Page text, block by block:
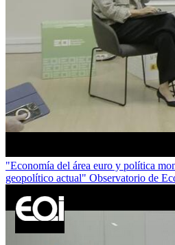
"Economía del área euro y política
geopolítico actual" Observatorio de